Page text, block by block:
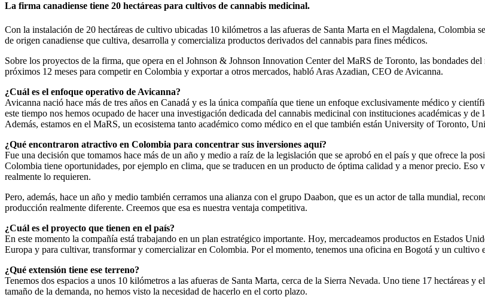
La firma canadiense tiene 20 hectáreas para cultivos de cannabis medicinal.
Con la instalación de 20 hectáreas de cultivo ubicadas 10 kilómetros a las afueras de Santa Marta en el Magdalena, Colombia
de origen canadiense que cultiva, desarrolla y comercializa productos derivados del cannabis para fines médicos.
Sobre los proyectos de la firma, que opera en el Johnson & Johnson Innovation Center del MaRS de Toronto, las bondades
próximos 12 meses para competir en Colombia y exportar a otros mercados, habló Aras Azadian, CEO de Avicanna.
¿Cuál es el enfoque operativo de Avicanna?
Avicanna nació hace más de tres años en Canadá y es la única compañía que tiene un enfoque exclusivamente médico y
este tiempo nos hemos ocupado de hacer una investigación dedicada del cannabis medicinal con instituciones académicas y de
Además, estamos en el MaRS, un ecosistema tanto académico como médico en el que también están University of Toronto,
¿Qué encontraron atractivo en Colombia para concentrar sus inversiones aquí?
Fue una decisión que tomamos hace más de un año y medio a raíz de la legislación que se aprobó en el país y que ofrece la
Colombia tiene oportunidades, por ejemplo en clima, que se traducen en un producto de óptima calidad y a menor precio. Eso
realmente lo requieren.
Pero, además, hace un año y medio también cerramos una alianza con el grupo Daabon, que es un actor de talla mundial,
producción realmente diferente. Creemos que esa es nuestra ventaja competitiva.
¿Cuál es el proyecto que tienen en el país?
En este momento la compañía está trabajando en un plan estratégico importante. Hoy, mercadeamos productos en Estados
Europa y para cultivar, transformar y comercializar en Colombia. Por el momento, tenemos una oficina en Bogotá y un cultivo
¿Qué extensión tiene ese terreno?
Tenemos dos espacios a unos 10 kilómetros a las afueras de Santa Marta, cerca de la Sierra Nevada. Uno tiene 17 hectáreas
tamaño de la demanda, no hemos visto la necesidad de hacerlo en el corto plazo.